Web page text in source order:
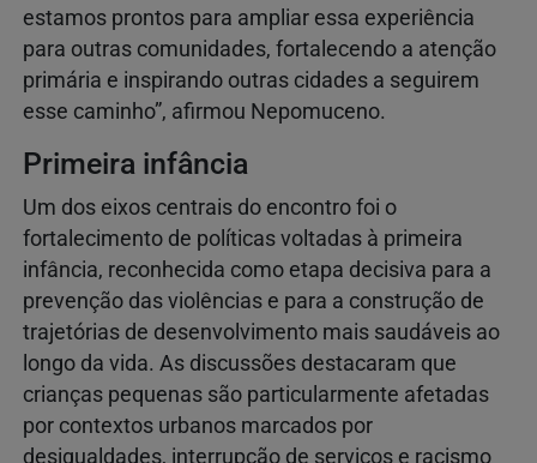
estamos prontos para ampliar essa experiência
para outras comunidades, fortalecendo a atenção
primária e inspirando outras cidades a seguirem
esse caminho”, afirmou Nepomuceno.
Primeira infância
Um dos eixos centrais do encontro foi o
fortalecimento de políticas voltadas à primeira
infância, reconhecida como etapa decisiva para a
prevenção das violências e para a construção de
trajetórias de desenvolvimento mais saudáveis ao
longo da vida. As discussões destacaram que
crianças pequenas são particularmente afetadas
por contextos urbanos marcados por
desigualdades, interrupção de serviços e racismo